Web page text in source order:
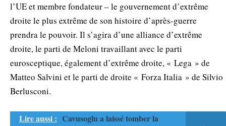
l’UE et membre fondateur – le gouvernement d’extrême
droite le plus extrême de son histoire d’après-guerre
prendra le pouvoir. Il s’agira d’une alliance d’extrême
droite, le parti de Meloni travaillant avec le parti
eurosceptique, également d’extrême droite, « Lega » de
Matteo Salvini et le parti de droite « Forza Italia » de Silvio
Berlusconi.
Lire aussi : Cavusoglu a laissé tomber la